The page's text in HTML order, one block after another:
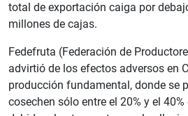
total de exportación caiga por
millones de cajas.
Fedefruta (Federación de
advirtió de los efectos adversos en
producción fundamental, donde se
cosechen sólo entre el 20% y el